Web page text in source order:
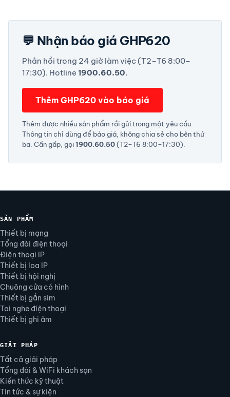
💬 Nhận báo giá GHP620
Phản hồi trong 24 giờ làm việc (T2–T6 8:00–
17:30). Hotline 1900.60.50.
Thêm GHP620 vào báo giá
Thêm được nhiều sản phẩm rồi gửi trong một yêu cầu.
Thông tin chỉ dùng để báo giá, không chia sẻ cho bên thứ
ba. Cần gấp, gọi1900.60.50(T2–T6 8:00–17:30).
SẢN PHẨM
Thiết bị mạng
Tổng đài điện thoại
Điện thoại IP
Thiết bị loa IP
Thiết bị hội nghị
Chuông cửa có hình
Thiết bị gắn sim
Tai nghe điện thoại
Thiết bị ghi âm
GIẢI PHÁP
Tất cả giải pháp
Tổng đài & WiFi khách sạn
Kiến thức kỹ thuật
Tin tức & sự kiện